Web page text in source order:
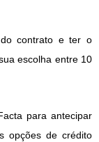
contrato e ter o
escolha entre 10
para antecipar
opções de crédito